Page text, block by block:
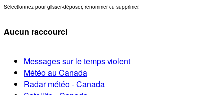
Sélectionnez pour glisser-déposer, renommer ou supprimer.
Aucun raccourci
Messages sur le temps violent
Météo au Canada
Radar météo - Canada